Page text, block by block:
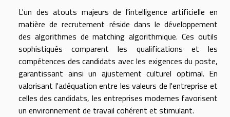
L'un des atouts majeurs de l'intelligence artificielle en
matière de recrutement réside dans le développement
des algorithmes de matching algorithmique. Ces outils
sophistiqués comparent les qualifications et les
compétences des candidats avec les exigences du poste,
garantissant ainsi un ajustement culturel optimal. En
valorisant l'adéquation entre les valeurs de l'entreprise et
celles des candidats, les entreprises modernes favorisent
un environnement de travail cohérent et stimulant.